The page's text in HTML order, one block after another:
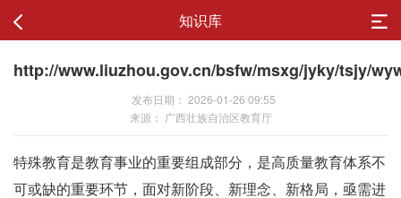
知识库
http://www.liuzhou.gov.cn/bsfw/msxg/jyky/tsjy/
发布日期： 2026-01-26 09:55
来源： 广西壮族自治区教育厅
特殊教育是教育事业的重要组成部分，是高质量教育体系不
可或缺的重要环节，面对新阶段、新理念、新格局，亟需进